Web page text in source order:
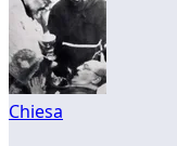
Chiesa